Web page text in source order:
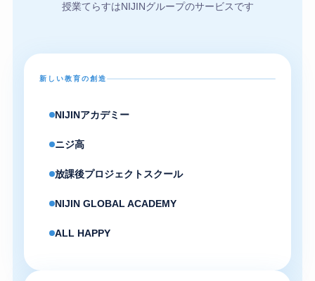
授業てらすはNIJINグループのサービスです
新しい教育の創造
NIJINアカデミー
ニジ高
放課後プロジェクトスクール
NIJIN GLOBAL ACADEMY
ALL HAPPY